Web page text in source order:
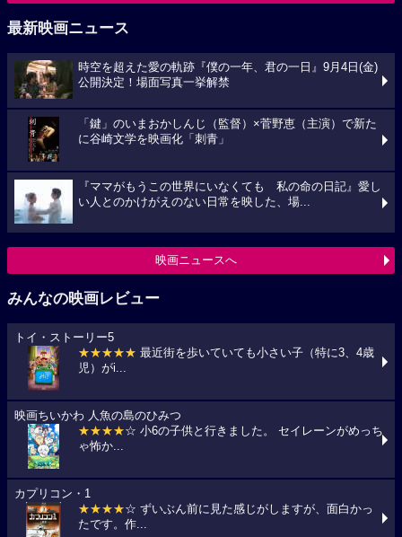
最新映画ニュース
時空を超えた愛の軌跡『僕の一年、君の一日』9月4日(金)
公開決定！場面写真一挙解禁
「鍵」のいまおかしんじ（監督）×菅野恵（主演）で新た
に谷崎文学を映画化「刺青」
『ママがもうこの世界にいなくても 私の命の日記』愛し
い人とのかけがえのない日常を映した、場...
映画ニュースへ
みんなの映画レビュー
トイ・ストーリー5
★★★★★ 最近街を歩いていても小さい子（特に3、4歳
児）がi...
映画ちいかわ 人魚の島のひみつ
★★★★☆ 小6の子供と行きました。 セイレーンがめっち
ゃ怖か...
カプリコン・1
★★★★☆ ずいぶん前に見た感じがしますが、面白かっ
たです。作...